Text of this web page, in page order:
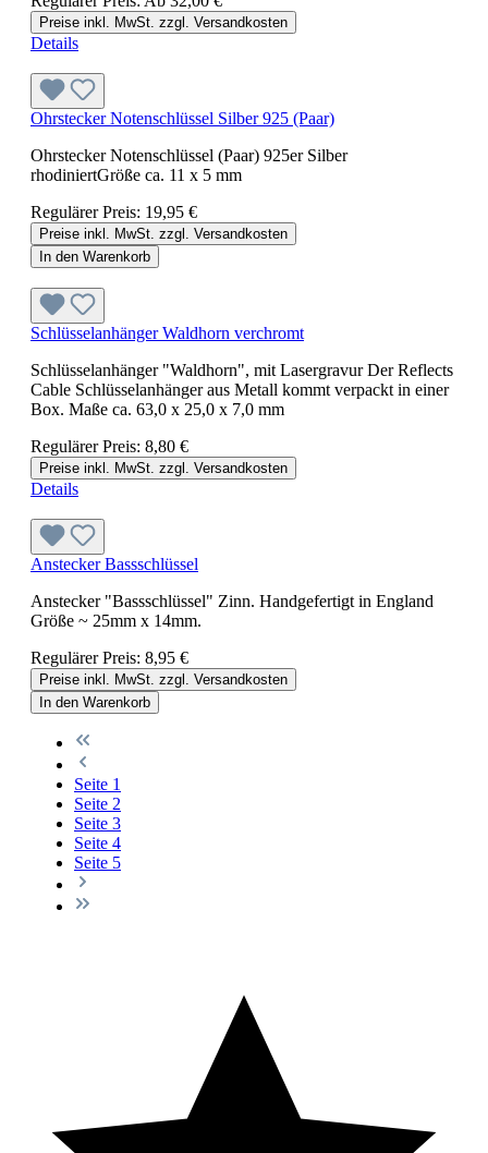
Preise inkl. MwSt. zzgl. Versandkosten
Details
Ohrstecker Notenschlüssel Silber 925 (Paar)
Ohrstecker Notenschlüssel (Paar) 925er Silber
rhodiniertGröße ca. 11 x 5 mm
Regulärer Preis: 19,95 €
Preise inkl. MwSt. zzgl. Versandkosten
In den Warenkorb
Schlüsselanhänger Waldhorn verchromt
Schlüsselanhänger "Waldhorn", mit Lasergravur Der Reflects
Cable Schlüsselanhänger aus Metall kommt verpackt in einer
Box. Maße ca. 63,0 x 25,0 x 7,0 mm
Regulärer Preis: 8,80 €
Preise inkl. MwSt. zzgl. Versandkosten
Details
Anstecker Bassschlüssel
Anstecker "Bassschlüssel" Zinn. Handgefertigt in England
Größe ~ 25mm x 14mm.
Regulärer Preis: 8,95 €
Preise inkl. MwSt. zzgl. Versandkosten
In den Warenkorb
Seite 1
Seite 2
Seite 3
Seite 4
Seite 5